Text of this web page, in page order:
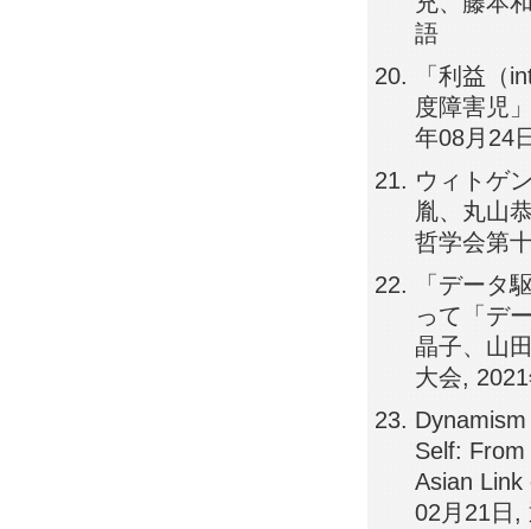
語
「利益（
度障害児
年08月24
ウィトゲ
胤、丸山
哲学会第
「データ
って「デ
晶子、山
大会,
Self:
Asian Link
02月21日,